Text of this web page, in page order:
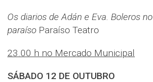
Os diarios de Adán e Eva. Boleros no
paraíso Paraíso Teatro
23.00 h no Mercado Municipal
SÁBADO 12 DE OUTUBRO